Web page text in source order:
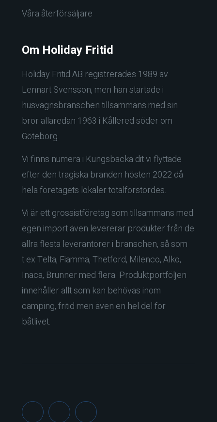
Våra återförsäljare
Om Holiday Fritid
Holiday Fritid AB registrerades 1989 av
Lennart Svensson, men han startade i
husvagnsbranschen tillsammans med sin
bror allaredan 1963 i Kållered söder om
Göteborg.
Vi finns numera i Kungsbacka dit vi flyttade
efter den tragiska branden hösten 2022 då
hela företagets lokaler totalförstördes.
Vi är ett grossistföretag som tillsammans med
egen import även levererar produkter från de
allra flesta leverantörer i branschen, så som
t.ex Telta, Fiamma, Thetford, Milenco, Alko,
Inaca, Brunner med flera. Produktportföljen
innehåller allt som kan behövas inom
camping, fritid men även en hel del för
båtlivet.